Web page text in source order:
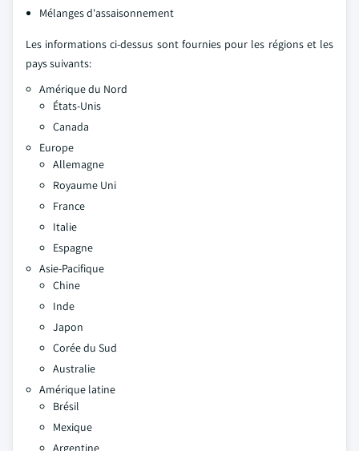
Mélanges d'assaisonnement
Les informations ci-dessus sont fournies pour les régions et les
pays suivants:
Amérique du Nord
États-Unis
Canada
Europe
Allemagne
Royaume Uni
France
Italie
Espagne
Asie-Pacifique
Chine
Inde
Japon
Corée du Sud
Australie
Amérique latine
Brésil
Mexique
Argentine